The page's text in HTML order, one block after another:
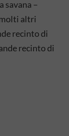
savana –
altri
recinto di
recinto di